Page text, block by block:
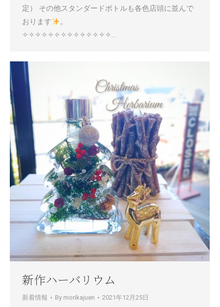
定） その他スタンダードボトルも各色店頭に並んで
おります
。
✧✧✧✧✧✧✧✧✧✧✧✧✧✧…
新作ハーバリウム
新着情報 By morikajuen 2021年12月25日